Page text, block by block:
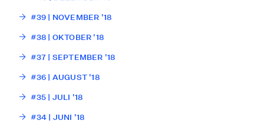
#39 | NOVEMBER '18
#38 | OKTOBER '18
#37 | SEPTEMBER '18
#36 | AUGUST '18
#35 | JULI '18
#34 | JUNI '18